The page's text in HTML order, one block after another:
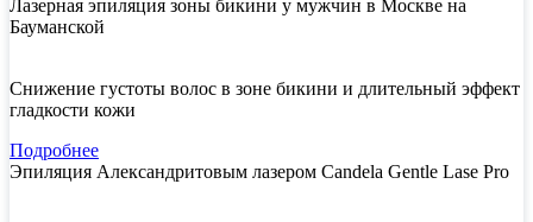
Лазерная эпиляция зоны бикини у мужчин в Москве на
Бауманской
Снижение густоты волос в зоне бикини и длительный эффект
гладкости кожи
Подробнее
Эпиляция Александритовым лазером Candela Gentle Lase Pro